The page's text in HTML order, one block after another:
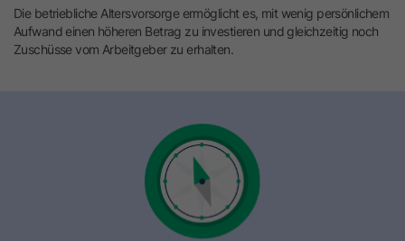
Die betriebliche Altersvorsorge ermöglicht es, mit wenig persönlichem
Aufwand einen höheren Betrag zu investieren und gleichzeitig noch
Zuschüsse vom Arbeitgeber zu erhalten.